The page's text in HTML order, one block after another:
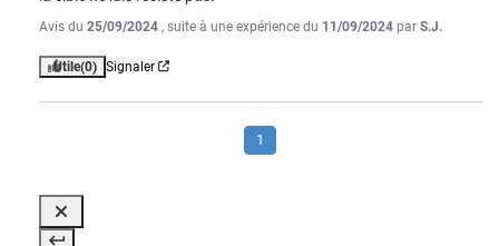
Avis du 25/09/2024 , suite à une expérience du 11/09/2024 par S.J.
Utile(0) Signaler
1